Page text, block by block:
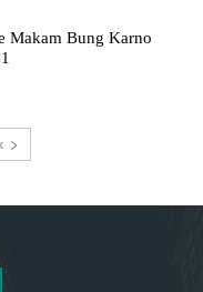
Makam Bung Karno